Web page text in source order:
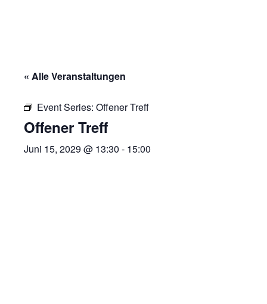
« Alle Veranstaltungen
Event Series: Offener Treff
Offener Treff
Juni 15, 2029 @ 13:30 - 15:00